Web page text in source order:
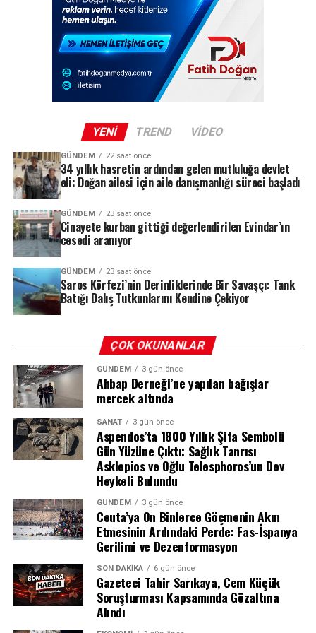
ABD’de Tarihin En İyi İkinci Açılışı
Film, ABD gişesinde 335 milyon dolarlık açılış rakamı
yakalayarak ülke tarihinin en iyi ikinci açılışını
gerçekleştirdi. Aynı zamanda bu sonuç, Sony Pictures’ın
şimdiye kadarki en yüksek açılış hasılatı olarak kayıtlara
geçti.
Uluslararası Pazarda Büyük Başarı
Dağıtımcı şirketin verilerine göre film, uluslararası
pazarda 73 bin 500’den fazla salonda 572 milyon dolar
kazandı. Bu rakamın 121 milyon dolarlık kısmı yalnızca
Çin pazarından elde edildi. Çin seyircisinin Örümcek
Veda Töreni Üsküdar’da Yapılacak
Can Kolukısa için yarın saat 15.00’te İBB Şehir
Tiyatroları Üsküdar Musahipzade Celâl Sahnesi’nde
anma ve veda töreni gerçekleştirilecek. Törene
sanatçının ailesi, yakın dostları ve sevenlerinin yoğun
REKLAM
YENI TREND VIDEO
GÜNDEM 22 saat önce
34 yıllık hasretin ardından gelen mutluluğa devlet
eli: Doğan ailesi için aile danışmanlığı süreci başladı
GÜNDEM 23 saat önce
Cinayete kurban gittiği değerlendirilen Evindar’ın
cesedi aranıyor
GÜNDEM 23 saat önce
Saros Körfezi’nin Derinliklerinde Bir Savaşçı: Tank
Batığı Dalış Tutkunlarını Kendine Çekiyor
ÇOK OKUNANLAR
GÜNDEM 3 gün önce
Ahbap Derneği’ne yapılan bağışlar
mercek altında
SANAT 3 gün önce
Aspendos’ta 1800 Yıllık Şifa Sembolü
Gün Yüzüne Çıktı: Sağlık Tanrısı
Asklepios ve Oğlu Telesphoros’un Dev
Heykeli Bulundu
GÜNDEM 3 gün önce
Ceuta’ya On Binlerce Göçmenin Akın
Etmesinin Ardındaki Perde: Fas-İspanya
Gerilimi ve Dezenformasyon
SON DAKIKA 6 gün önce
Gazeteci Tahir Sarıkaya, Cem Küçük
Soruşturması Kapsamında Gözaltına
Alındı